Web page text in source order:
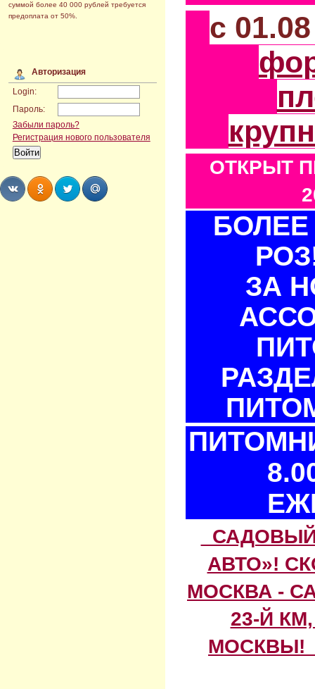
суммой более 40 000 рублей требуется
предоплата от 50%.
Авторизация
Login:
Пароль:
Забыли пароль?
Регистрация нового пользователя
с
ОТКРЫТ
БОЛЕЕ
ЗА
АВТО»!
МОСКВА -
23-Й
МОСКВЫ!